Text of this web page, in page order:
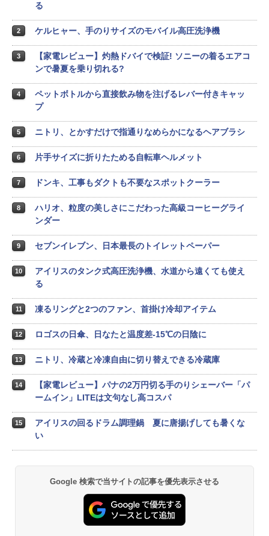
る
2 ケルヒャー、手のりサイズのモバイル高圧洗浄機
3
【家電レビュー】灼熱ドバイで検証! ソニーの着るエアコ
ンで暑夏を乗り切れる?
4
ペットボトルから直接飲み物を注げるレバー付きキャッ
プ
5 ニトリ、とかすだけで指通りなめらかになるヘアブラシ
6 片手サイズに折りたためる自転車ヘルメット
7 ドンキ、工事もダクトも不要なスポットクーラー
8
ハリオ、粒度の美しさにこだわった高級コーヒーグライ
ンダー
9 セブンイレブン、日本最長のトイレットペーパー
10
アイリスのタンク式高圧洗浄機、水道から遠くても使え
る
11 凍るリングと2つのファン、首掛け冷却アイテム
12 ロゴスの日傘、日なたと温度差-15℃の日陰に
13 ニトリ、冷蔵と冷凍自由に切り替えできる冷蔵庫
14
【家電レビュー】パナの2万円切る手のりシェーバー「パ
ームイン」LITEは文句なし高コスパ
15
アイリスの回るドラム調理鍋 夏に唐揚げしても暑くな
い
Google 検索で当サイトの記事を優先表示させる